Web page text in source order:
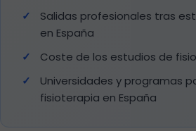
Salidas profesionales tras
en España
Coste de los estudios de
Universidades y programas
fisioterapia en España